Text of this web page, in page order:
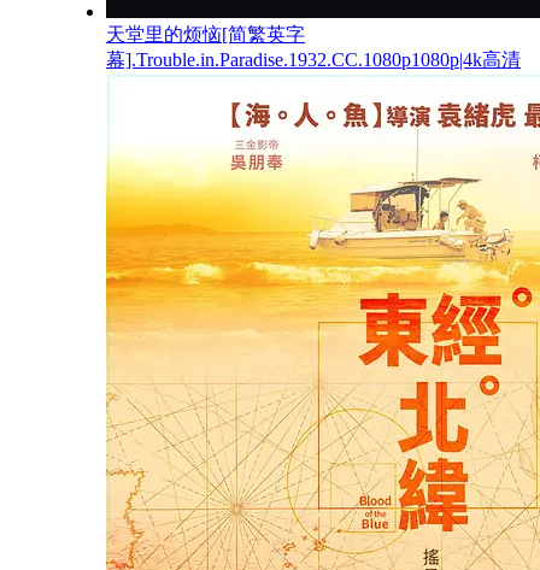
天堂里的烦恼[简繁英字
幕].Trouble.in.Paradise.1932.CC.1080p1080p|4k高清